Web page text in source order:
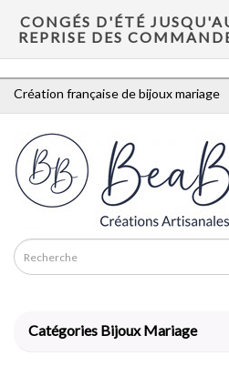
CONGÉS D'ÉTÉ
REPRISE DES
Création française de bijoux mariage
Catégories Bijoux Mariage